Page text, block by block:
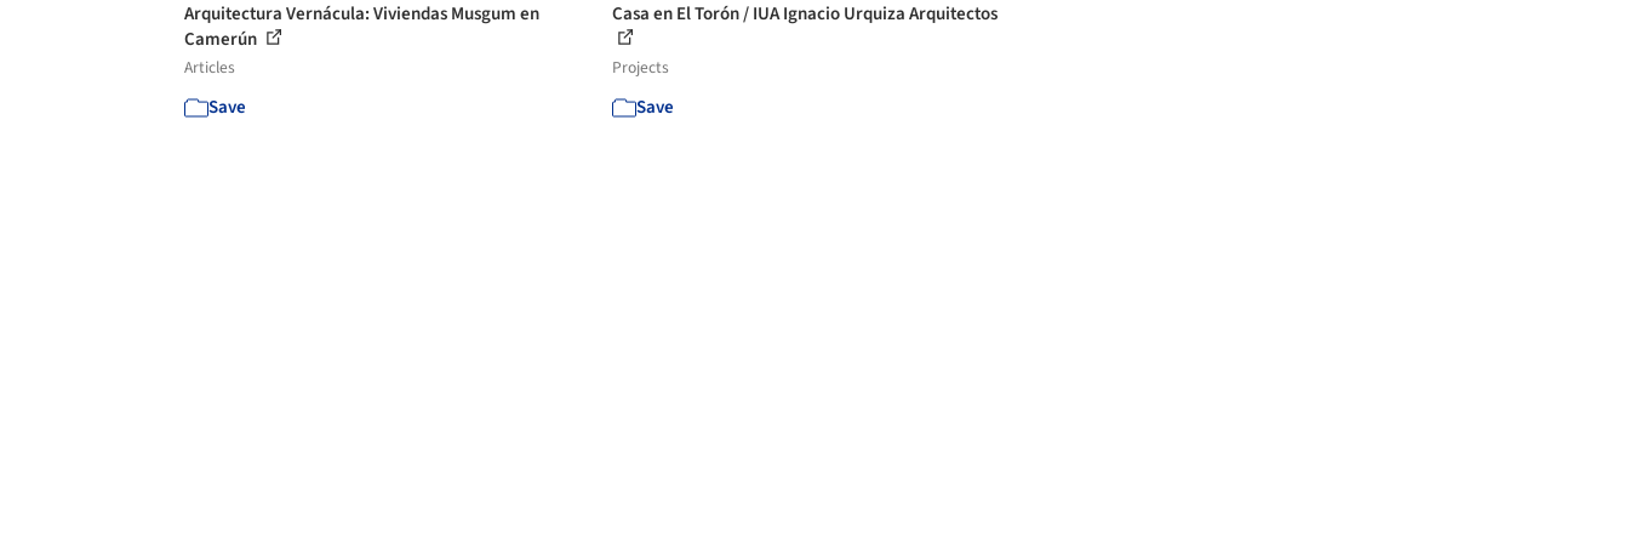
Arquitectura Vernácula: Viviendas Musgum en
Camerún
Articles
Save
Casa en El Torón / IUA Ignacio Urquiza Arquitectos
Projects
Save